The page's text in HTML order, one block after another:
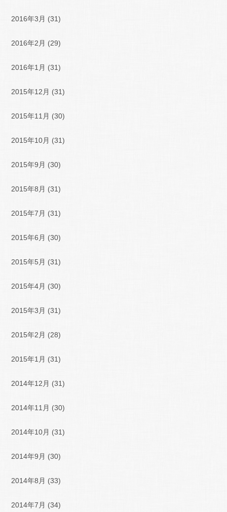
2016年3月 (31)
2016年2月 (29)
2016年1月 (31)
2015年12月 (31)
2015年11月 (30)
2015年10月 (31)
2015年9月 (30)
2015年8月 (31)
2015年7月 (31)
2015年6月 (30)
2015年5月 (31)
2015年4月 (30)
2015年3月 (31)
2015年2月 (28)
2015年1月 (31)
2014年12月 (31)
2014年11月 (30)
2014年10月 (31)
2014年9月 (30)
2014年8月 (33)
2014年7月 (34)